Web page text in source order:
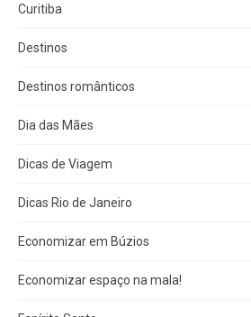
Curitiba
Destinos
Destinos românticos
Dia das Mães
Dicas de Viagem
Dicas Rio de Janeiro
Economizar em Búzios
Economizar espaço na mala!